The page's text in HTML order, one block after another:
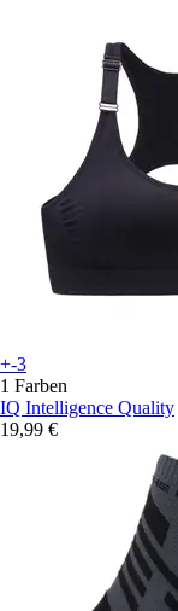
+-3
1 Farben
IQ Intelligence Quality
19,99 €